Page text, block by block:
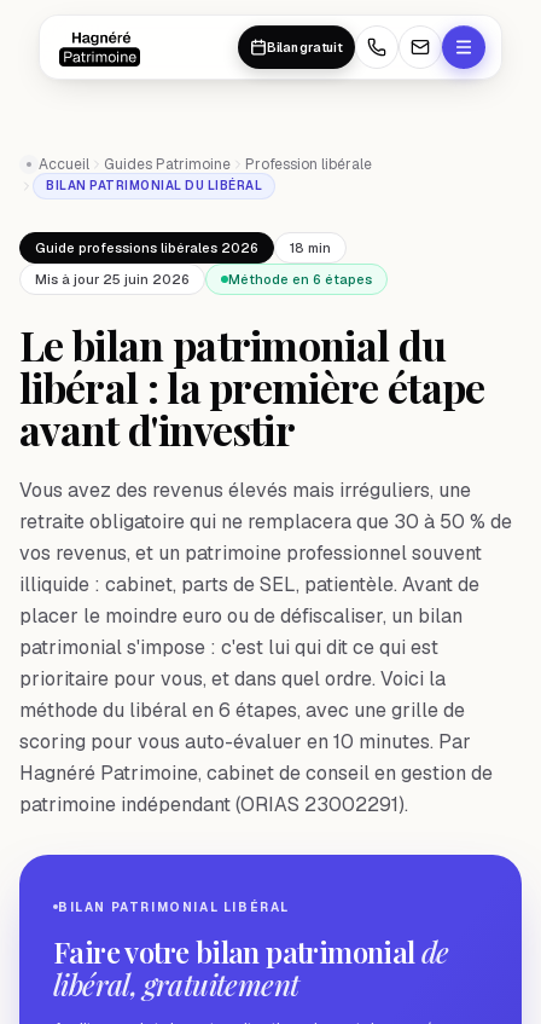
Bilan gratuit
Accueil Guides Patrimoine Profession libérale
BILAN PATRIMONIAL DU LIBÉRAL
Guide professions libérales 2026
18 min
Mis à jour 25 juin 2026
Méthode en 6 étapes
Le bilan patrimonial du
libéral : la première étape
avant d'investir
Vous avez des revenus élevés mais irréguliers, une
retraite obligatoire qui ne remplacera que 30 à 50 % de
vos revenus, et un patrimoine professionnel souvent
illiquide : cabinet, parts de SEL, patientèle. Avant de
placer le moindre euro ou de défiscaliser, un bilan
patrimonial s'impose : c'est lui qui dit ce qui est
prioritaire pour vous, et dans quel ordre. Voici la
méthode du libéral en 6 étapes, avec une grille de
scoring pour vous auto-évaluer en 10 minutes. Par
Hagnéré Patrimoine, cabinet de conseil en gestion de
patrimoine indépendant (ORIAS 23002291).
BILAN PATRIMONIAL LIBÉRAL
Faire votre bilan patrimonialde
libéral, gratuitement